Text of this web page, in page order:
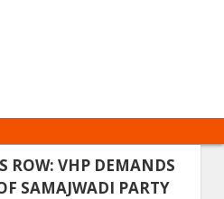
ROW: VHP DEMANDS
SAMAJWADI PARTY